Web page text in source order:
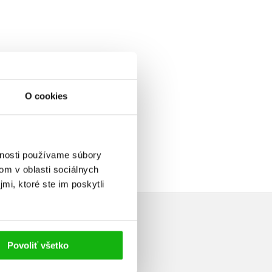
O cookies
používame súbory
v oblasti sociálnych
ktoré ste im poskytli
Povoliť všetko